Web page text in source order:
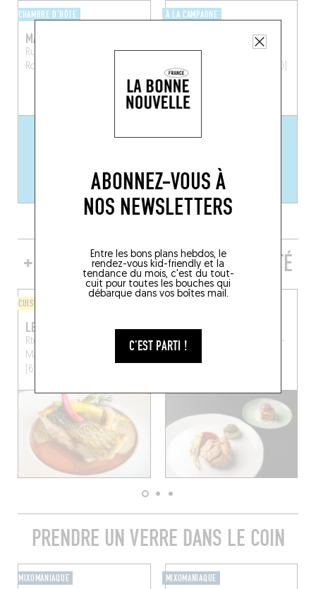
ABONNEZ-VOUS À
NOS NEWSLETTERS
Entre les bons plans hebdos, le
rendez-vous kid-friendly et la
tendance du mois, c'est du tout-
cuit pour toutes les bouches qui
débarque dans vos boîtes mail.
C'EST PARTI !
CHAMBRE D'HÔTE
MAISON OSCAR
Rue des Tailles 12
Rochefort (5580)
À LA CAMPAGNE
Rue Corumont 13
La
Roche-en-Ardenne (6980)
+ DE TABLES DE GENRE À PROXIMITÉ
CUISINE D'AUTEUR
LES 4 SAISONS
Rte de Bastogne 108
Marche-en-Famenne
(6900)
BISTROT BLAISE
Rue Prte Haute 5
Marche-
PRENDRE UN VERRE DANS LE COIN
MIXOMANIAQUE MIXOMANIAQUE